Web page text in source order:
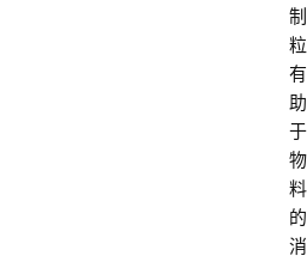
制
粒
有
助
于
物
料
的
消